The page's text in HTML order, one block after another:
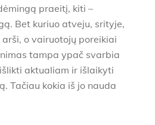
praeitį, kiti –
Bet kuriuo atveju, srityje,
o vairuotojų poreikiai
tampa ypač svarbia
aktualiam ir išlaikyti
Tačiau kokia iš jo nauda